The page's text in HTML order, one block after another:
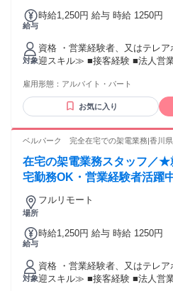
給与
時給1,250円 給与 時給 1250円
対象
資格 ・営業経験者、又はテレア
迎スキル≫ ■接客経験 ■法人営
雇用形態： アルバイト・パート
お気に入り
ベルパーク 完全在宅での架電業務|香川県
在宅の架電業務スタッフ／
宅勤務OK・営業経験者活躍
場所
フルリモート
給与
時給1,250円 給与 時給 1250円
対象
資格 ・営業経験者、又はテレア
迎スキル≫ ■接客経験 ■法人営